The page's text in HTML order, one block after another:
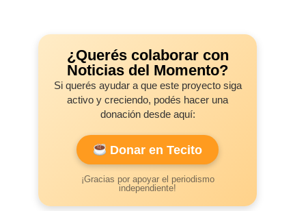
¿Querés colaborar con
Noticias del Momento?
Si querés ayudar a que este proyecto siga
activo y creciendo, podés hacer una
donación desde aquí:
Donar en Tecito
¡Gracias por apoyar el periodismo
independiente!